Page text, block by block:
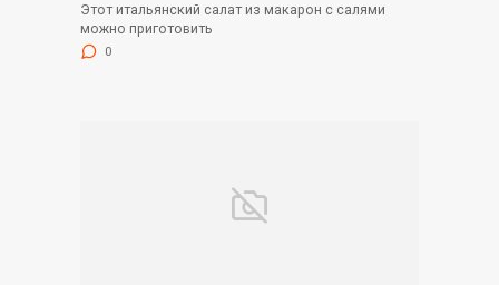
Этот итальянский салат из макарон с салями
можно приготовить
0